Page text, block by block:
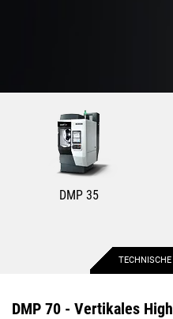
DMP 35
TECHNISCHE
DMP 70 - Vertikales